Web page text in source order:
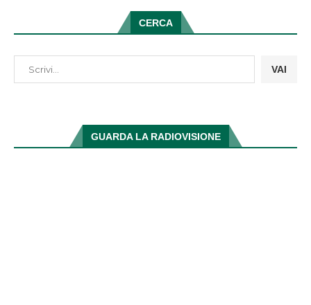
CERCA
VAI
GUARDA LA RADIOVISIONE